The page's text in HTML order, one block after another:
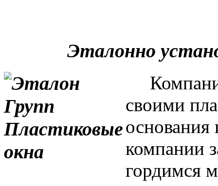
Эталонно
своими
основания
компании
гордимся